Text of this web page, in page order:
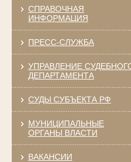
СПРАВОЧНАЯ
ИНФОРМАЦИЯ
ПРЕСС-СЛУЖБА
УПРАВЛЕНИЕ
ДЕПАРТАМЕНТА
СУДЫ СУБЪЕКТА РФ
МУНИЦИПАЛЬНЫЕ
ОРГАНЫ ВЛАСТИ
ВАКАНСИИ